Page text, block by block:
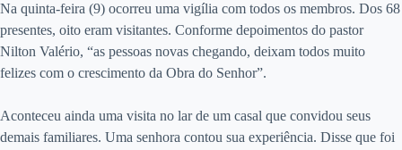
Na quinta-feira (9) ocorreu uma vigília com todos os membros. Dos 68
presentes, oito eram visitantes. Conforme depoimentos do pastor
Nilton Valério, “as pessoas novas chegando, deixam todos muito
felizes com o crescimento da Obra do Senhor”.
Aconteceu ainda uma visita no lar de um casal que convidou seus
demais familiares. Uma senhora contou sua experiência. Disse que foi